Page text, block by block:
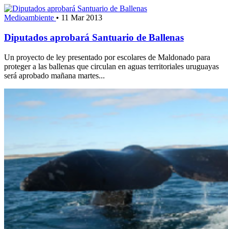
Medioambiente • 11 Mar 2013
Diputados aprobará Santuario de Ballenas
Un proyecto de ley presentado por escolares de Maldonado para
proteger a las ballenas que circulan en aguas territoriales uruguayas
será aprobado mañana martes...